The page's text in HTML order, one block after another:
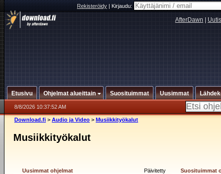
Rekisteröidy|Kirjaudu:
AfterDawn
Etusivu Ohjelmat alueittain Suosituimmat Uusimmat
8/8/2026 10:37:52 AM
Download.fi > Audio ja Video > Musiikkityökalut
Musiikkityökalut
Päivitetty
Uusimmat ohjelmat
Suosituimmat